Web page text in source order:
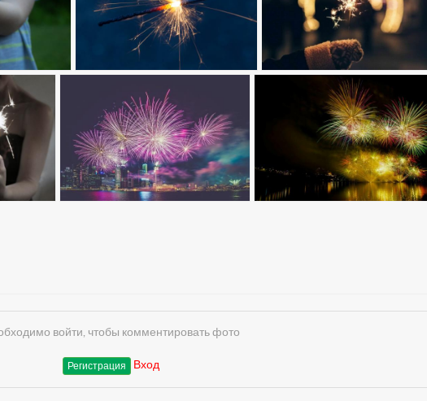
войти, чтобы комментировать фото
Регистрация Вход